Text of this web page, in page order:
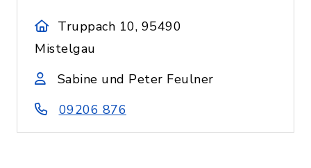
Truppach 10, 95490
Mistelgau
Sabine und Peter Feulner
09206 876